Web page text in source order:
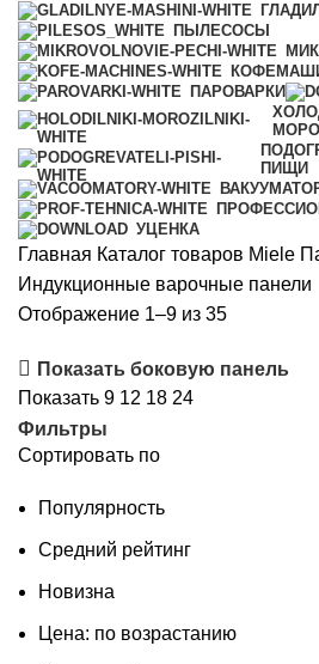
ПЫЛЕСОСЫ
ПАРОВАРКИ
ПИЩИ
УЦЕНКА
Главная Каталог товаров Miele
Индукционные варочные панели
Отображение 1–9 из 35Цены:
Показать боковую панель
Показать 9 12 18 24
Фильтры
Сортировать по
Популярность
Средний рейтинг
Новизна
Цена: по возрастанию